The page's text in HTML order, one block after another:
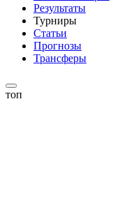
Результаты
Турниры
Статьи
Прогнозы
Трансферы
топ